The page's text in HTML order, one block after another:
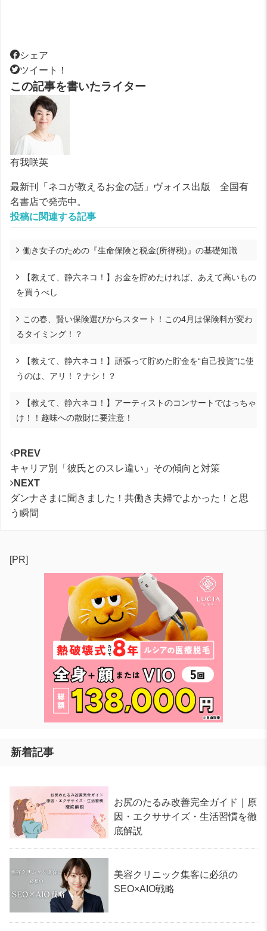
シェア
ツイート！
この記事を書いたライター
有我咲英
最新刊「ネコが教えるお金の話」ヴォイス出版 全国有
名書店で発売中。
投稿に関連する記事
働き女子のための『生命保険と税金(所得税)』の基礎知識
【教えて、静六ネコ！】お金を貯めたければ、あえて高いもの
を買うべし
この春、賢い保険選びからスタート！この4月は保険料が変わ
るタイミング！？
【教えて、静六ネコ！】頑張って貯めた貯金を“自己投資”に使
うのは、アリ！？ナシ！？
【教えて、静六ネコ！】アーティストのコンサートではっちゃ
け！！趣味への散財に要注意！
PREV
キャリア別「彼氏とのスレ違い」その傾向と対策
NEXT
ダンナさまに聞きました！共働き夫婦でよかった！と思
う瞬間
[PR]
新着記事
お尻のたるみ改善完全ガイド｜原
因・エクササイズ・生活習慣を徹
底解説
美容クリニック集客に必須の
SEO×AIO戦略